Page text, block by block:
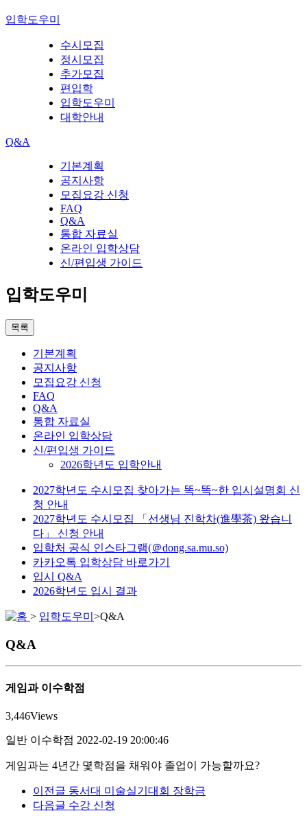
입학도우미
수시모집
정시모집
추가모집
편입학
입학도우미
대학안내
Q&A
기본계획
공지사항
모집요강 신청
FAQ
Q&A
통합 자료실
온라인 입학상담
신/편입생 가이드
입학도우미
목록
기본계획
공지사항
모집요강 신청
FAQ
Q&A
통합 자료실
온라인 입학상담
신/편입생 가이드
2026학년도 입학안내
2027학년도 수시모집 찾아가는 똑~똑~한 입시설명회 신
청 안내
2027학년도 수시모집 「선생님 진학차(進學茶) 왔습니
다」 신청 안내
입학처 공식 인스타그램(＠dong.sa.mu.so)
카카오톡 입학상담 바로가기
입시 Q&A
2026학년도 입시 결과
> 입학도우미 >Q&A
Q&A
게임과 이수학점
3,446Views
일반 이수학점 2022-02-19 20:00:46
게임과는 4년간 몇학점을 채워야 졸업이 가능할까요?
이전글 동서대 미술실기대회 장학금
다음글 수강 신청